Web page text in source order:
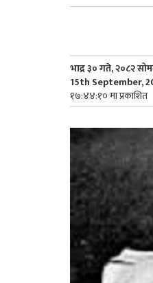
भाद्र ३० गते, २०८२
15th September,
१७:४४:१० मा प्रकाशित